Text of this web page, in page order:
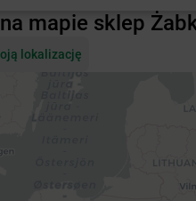
mapie sklep
lokalizację